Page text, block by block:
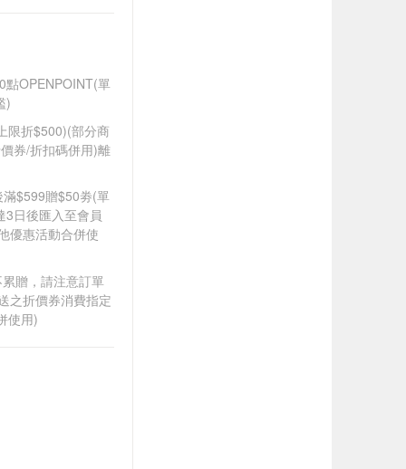
點OPENPOINT(單
)
限折$500)(部分商
券/折扣碼併用)離
$599贈$50劵(單
3日後匯入至會員
優惠活動合併使
贈，請注意訂單
之折價券消費指定
使用)